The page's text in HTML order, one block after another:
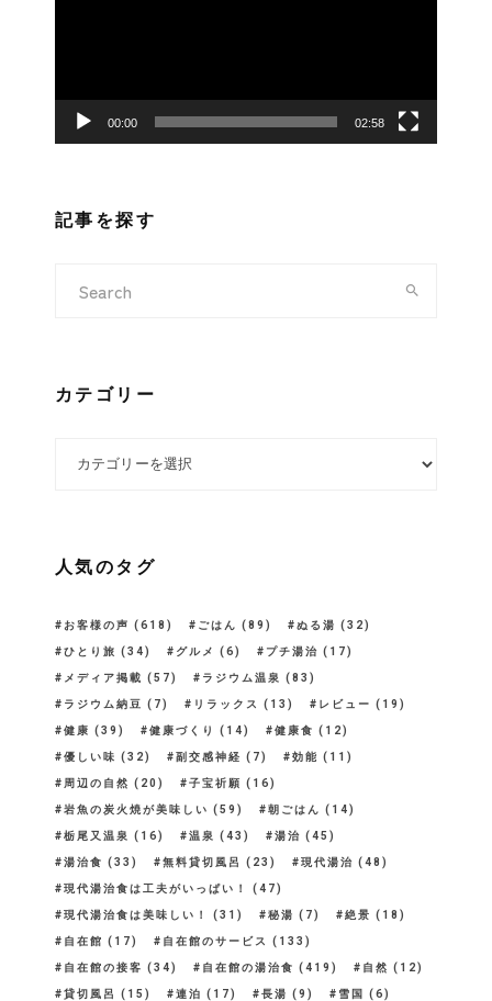
ー
00:00 02:58
記事を探す
カテゴリー
人気のタグ
お客様の声 (618) ごはん (89) ぬる湯 (32)
ひとり旅 (34) グルメ (6) プチ湯治 (17)
メディア掲載 (57) ラジウム温泉 (83)
ラジウム納豆 (7) リラックス (13) レビュー (19)
健康 (39) 健康づくり (14) 健康食 (12)
優しい味 (32) 副交感神経 (7) 効能 (11)
周辺の自然 (20) 子宝祈願 (16)
岩魚の炭火焼が美味しい (59) 朝ごはん (14)
栃尾又温泉 (16) 温泉 (43) 湯治 (45)
湯治食 (33) 無料貸切風呂 (23) 現代湯治 (48)
現代湯治食は工夫がいっぱい！ (47)
現代湯治食は美味しい！ (31) 秘湯 (7) 絶景 (18)
自在館 (17) 自在館のサービス (133)
自在館の接客 (34) 自在館の湯治食 (419) 自然 (12)
貸切風呂 (15) 連泊 (17) 長湯 (9) 雪国 (6)